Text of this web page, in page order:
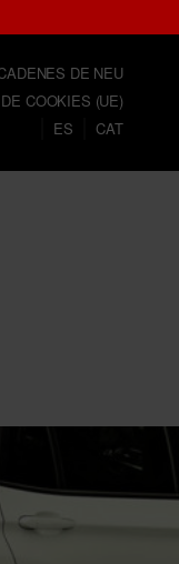
DE NEU
COOKIES (UE)
ES
CAT